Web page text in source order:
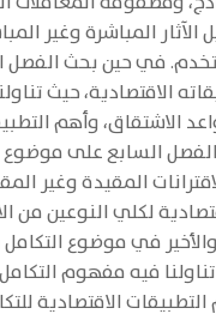
الآثار المباشرة وغير
في حين بحث
الاقتصادية، حيث
الاشتقاق، وأهم
السابع على موضوع
المقيدة وغير
لكلي النوعين من
في موضوع
تناولنا فيه مفهوم
الاقتصادية